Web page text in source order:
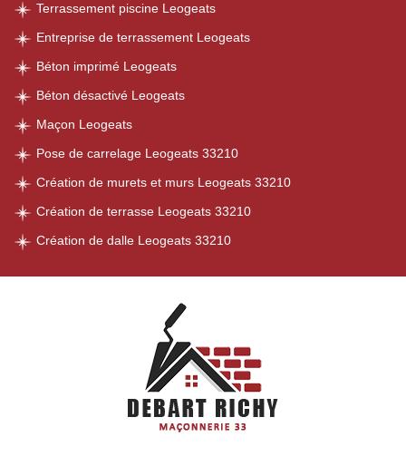
Terrassement piscine Leogeats
Entreprise de terrassement Leogeats
Béton imprimé Leogeats
Béton désactivé Leogeats
Maçon Leogeats
Pose de carrelage Leogeats 33210
Création de murets et murs Leogeats 33210
Création de terrasse Leogeats 33210
Création de dalle Leogeats 33210